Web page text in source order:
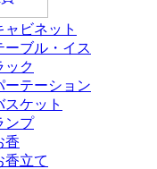
ャビネット
ーブル・イス
ック
ーテーション
スケット
ンプ
香
香立て